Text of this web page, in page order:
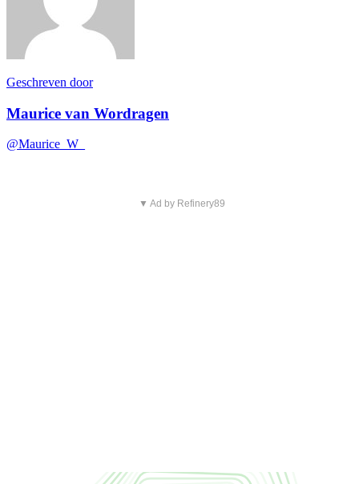
Geschreven door
Maurice van Wordragen
@Maurice_W_
▼ Ad by Refinery89